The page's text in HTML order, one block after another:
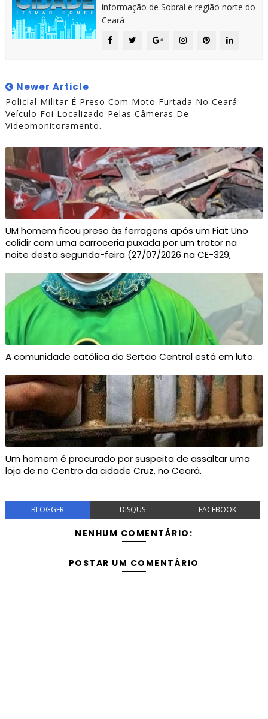
informação de Sobral e região norte do
Ceará
Newer Article
Policial Militar É Preso Com Moto Furtada No Ceará
Veículo Foi Localizado Pelas Câmeras De
Videomonitoramento.
UM homem ficou preso às ferragens após um Fiat Uno
colidir com uma carroceria puxada por um trator na
noite desta segunda-feira (27/07/2026 na CE-329,
A comunidade católica do Sertão Central está em luto.
Um homem é procurado por suspeita de assaltar uma
loja de no Centro da cidade Cruz, no Ceará.
BLOGGER DISQUS FACEBOOK
NENHUM COMENTÁRIO:
POSTAR UM COMENTÁRIO